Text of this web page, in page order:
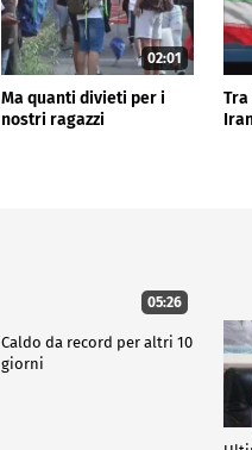
02:01
Ma quanti divieti per i
nostri ragazzi
05:26
Caldo da record per altri 10
giorni